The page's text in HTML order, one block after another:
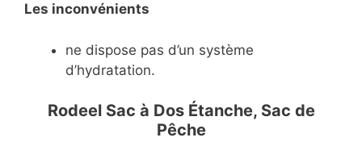
Les inconvénients
ne dispose pas d’un système
d’hydratation.
Rodeel Sac à Dos Étanche, Sac de
Pêche